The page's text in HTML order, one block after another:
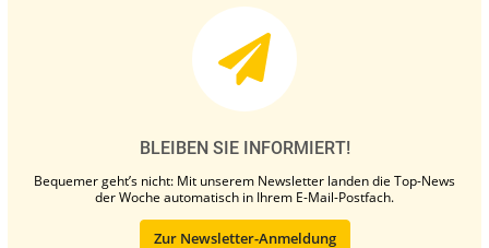
BLEIBEN SIE INFORMIERT!
Bequemer geht’s nicht: Mit unserem Newsletter landen die Top-News
der Woche automatisch in Ihrem E-Mail-Postfach.
Zur Newsletter-Anmeldung